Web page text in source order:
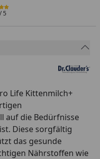
/ 5
Life Kittenmilch+
auf die Bedürfnisse
Diese sorgfältig
das gesunde
Nährstoffen wie